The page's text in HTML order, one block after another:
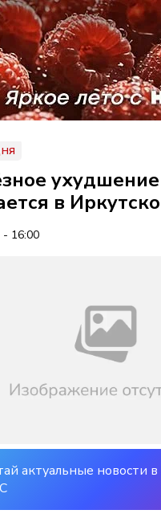
в
- 16:00
актуальные новости